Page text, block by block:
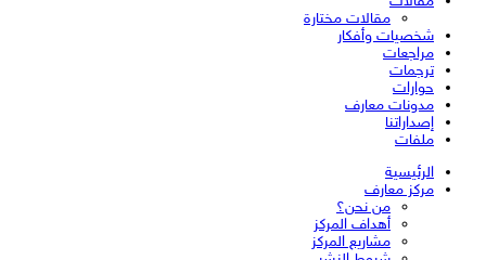
مقالات مختارة
شخصيات وأفكار
مراجعات
ترجمات
حوارات
مدونات معارف
إصداراتنا
ملفات
الرئيسية
مركز معارف
من نحن؟
أهداف المركز
مشاريع المركز